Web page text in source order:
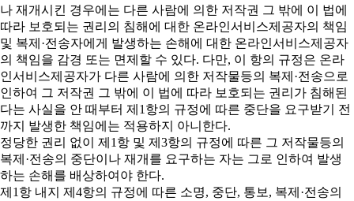
나 재개시킨 경우에는 다른 사람에 의한 저작권 그 밖에 이 법에
따라 보호되는 권리의 침해에 대한 온라인서비스제공자의 책임
및 복제·전송자에게 발생하는 손해에 대한 온라인서비스제공자
의 책임을 감경 또는 면제할 수 있다. 다만, 이 항의 규정은 온라
인서비스제공자가 다른 사람에 의한 저작물등의 복제·전송으로
인하여 그 저작권 그 밖에 이 법에 따라 보호되는 권리가 침해된
다는 사실을 안 때부터 제1항의 규정에 따른 중단을 요구받기 전
까지 발생한 책임에는 적용하지 아니한다.
정당한 권리 없이 제1항 및 제3항의 규정에 따른 그 저작물등의
복제·전송의 중단이나 재개를 요구하는 자는 그로 인하여 발생
하는 손해를 배상하여야 한다.
제1항 내지 제4항의 규정에 따른 소명, 중단, 통보, 복제·전송의